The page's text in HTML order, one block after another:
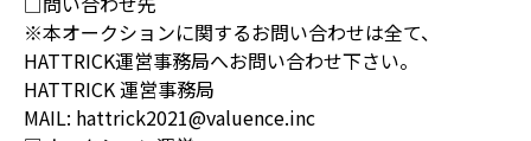
※本オークションに関するお問い合わせは全て、
HATTRICK運営事務局へお問い合わせ下さい。
HATTRICK 運営事務局
MAIL: hattrick2021@valuence.inc